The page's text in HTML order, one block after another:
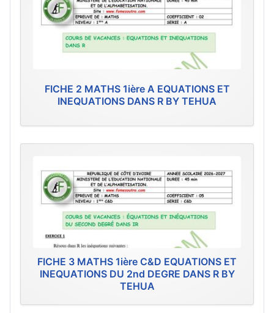
FICHE 2 MATHS 1ière A EQUATIONS ET
INEQUATIONS DANS R BY TEHUA
FICHE 3 MATHS 1ière C&D EQUATIONS ET
INEQUATIONS DU 2nd DEGRE DANS R BY
TEHUA